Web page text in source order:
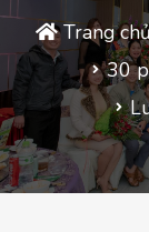
Trang
30